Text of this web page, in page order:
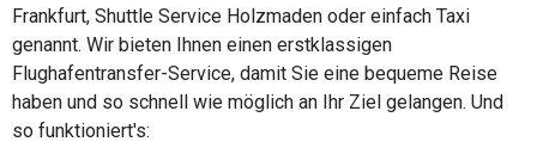
Frankfurt, Shuttle Service Holzmaden oder einfach Taxi
genannt. Wir bieten Ihnen einen erstklassigen
Flughafentransfer-Service, damit Sie eine bequeme Reise
haben und so schnell wie möglich an Ihr Ziel gelangen. Und
so funktioniert's: